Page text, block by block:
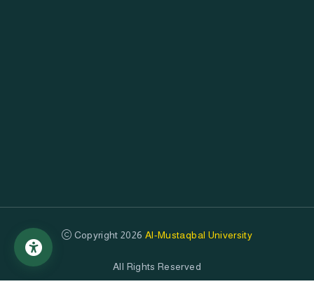
Copyright 2026 Al-Mustaqbal University
All Rights Reserved